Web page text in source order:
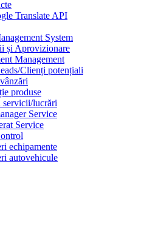
Translate API
System
și Aprovizionare
Management
Clienți potențiali
produse
servicii/lucrări
Service
Service
echipamente
autovehicule